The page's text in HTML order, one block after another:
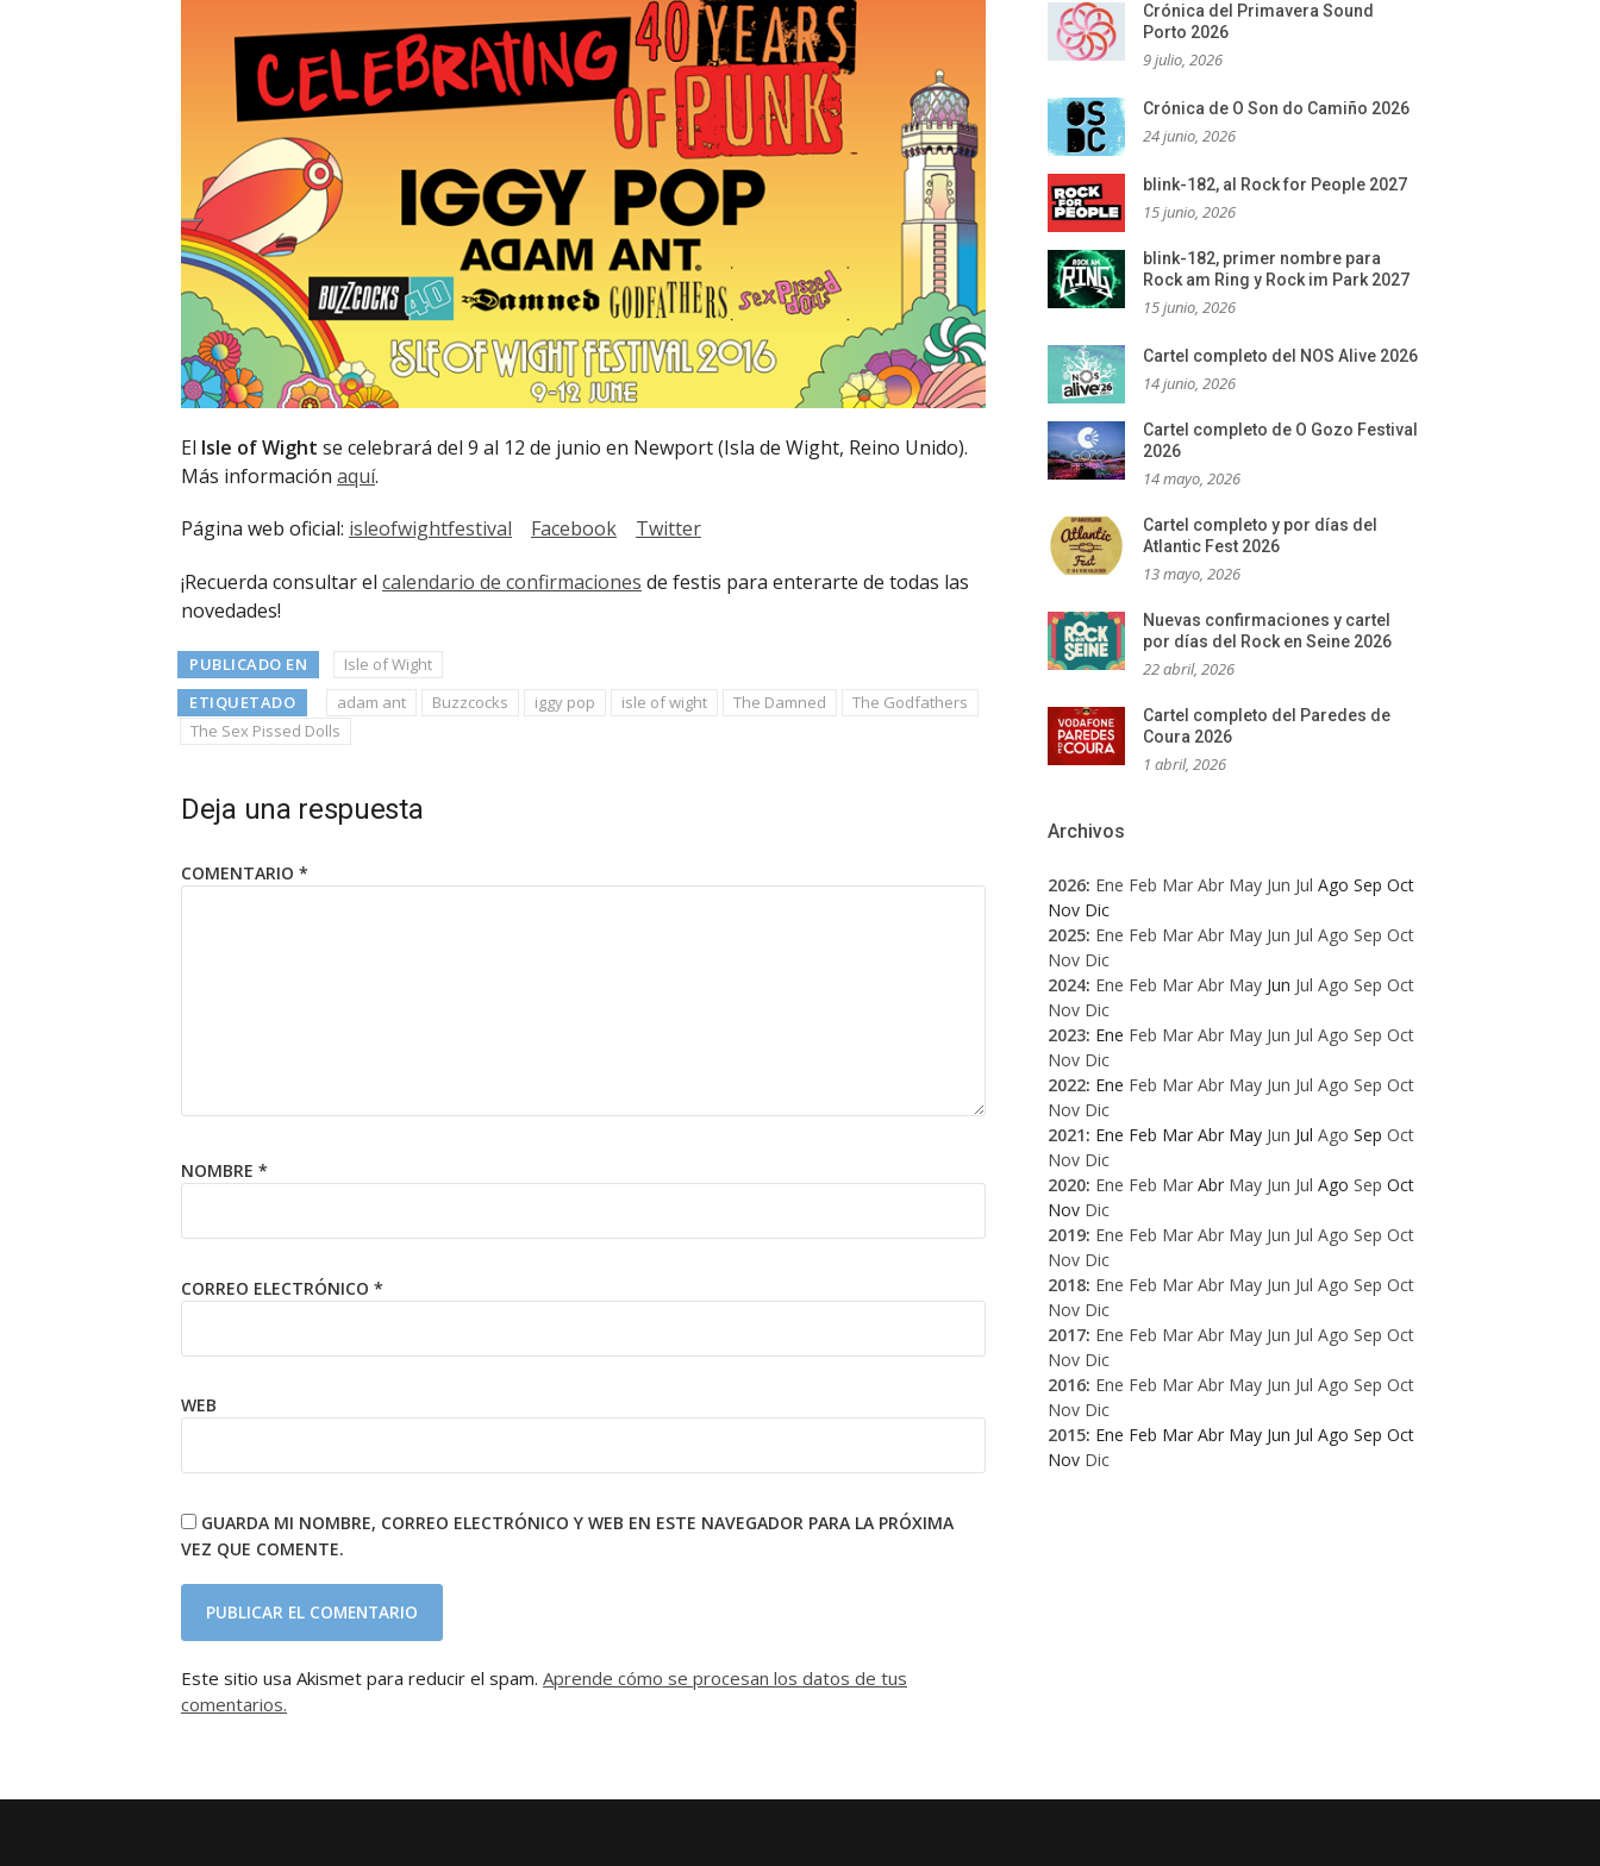
El Isle of Wight se celebrará del 9 al 12 de junio en Newport (Isla de Wight, Reino Unido).
Más información aquí.
Página web oficial: isleofwightfestival Facebook Twitter
¡Recuerda consultar el calendario de confirmaciones de festis para enterarte de todas las
novedades!
PUBLICADO EN
Isle of Wight
ETIQUETADO
adam ant Buzzcocks iggy pop isle of wight The Damned
The Godfathers
The Sex Pissed Dolls
Deja una respuesta
COMENTARIO *
NOMBRE *
CORREO ELECTRÓNICO *
WEB
GUARDA MI NOMBRE, CORREO ELECTRÓNICO Y WEB EN ESTE NAVEGADOR PARA LA PRÓXIMA
VEZ QUE COMENTE.
Este sitio usa Akismet para reducir el spam. Aprende cómo se procesan los datos de tus
comentarios.
Crónica del Primavera Sound
Porto 2026
9 julio, 2026
Crónica de O Son do Camiño 2026
24 junio, 2026
blink-182, al Rock for People 2027
15 junio, 2026
blink-182, primer nombre para
Rock am Ring y Rock im Park 2027
15 junio, 2026
Cartel completo del NOS Alive 2026
14 junio, 2026
Cartel completo de O Gozo Festival
2026
14 mayo, 2026
Cartel completo y por días del
Atlantic Fest 2026
13 mayo, 2026
Nuevas confirmaciones y cartel
por días del Rock en Seine 2026
22 abril, 2026
Cartel completo del Paredes de
Coura 2026
1 abril, 2026
Archivos
2026: Ene Feb Mar Abr May Jun Jul Ago Sep Oct
Nov Dic
2025: Ene Feb Mar Abr May Jun Jul Ago Sep Oct
Nov Dic
2024: Ene Feb Mar Abr May Jun Jul Ago Sep Oct
Nov Dic
2023: Ene Feb Mar Abr May Jun Jul Ago Sep Oct
Nov Dic
2022: Ene Feb Mar Abr May Jun Jul Ago Sep Oct
Nov Dic
2021: Ene Feb Mar Abr May Jun Jul Ago Sep Oct
Nov Dic
2020: Ene Feb Mar Abr May Jun Jul Ago Sep Oct
Nov Dic
2019: Ene Feb Mar Abr May Jun Jul Ago Sep Oct
Nov Dic
2018: Ene Feb Mar Abr May Jun Jul Ago Sep Oct
Nov Dic
2017: Ene Feb Mar Abr May Jun Jul Ago Sep Oct
Nov Dic
2016: Ene Feb Mar Abr May Jun Jul Ago Sep Oct
Nov Dic
2015: Ene Feb Mar Abr May Jun Jul Ago Sep Oct
Nov Dic